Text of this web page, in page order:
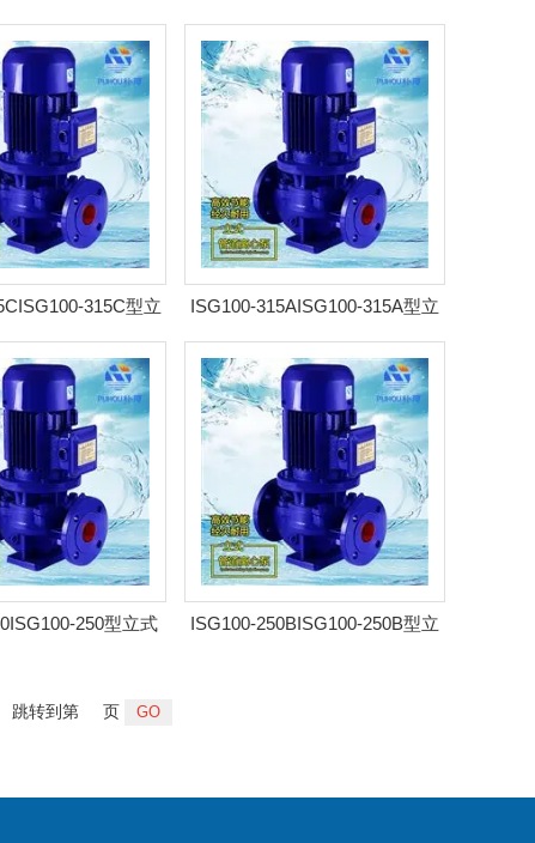
泵 耐腐管道泵
离心泵 耐腐管道泵
315C型立
泵 耐腐管道泵
ISG100-315AISG100-315A型立
式离心泵 耐腐管道泵
250型立式
ISG100-250BISG100-250B型立
跳转到第 页